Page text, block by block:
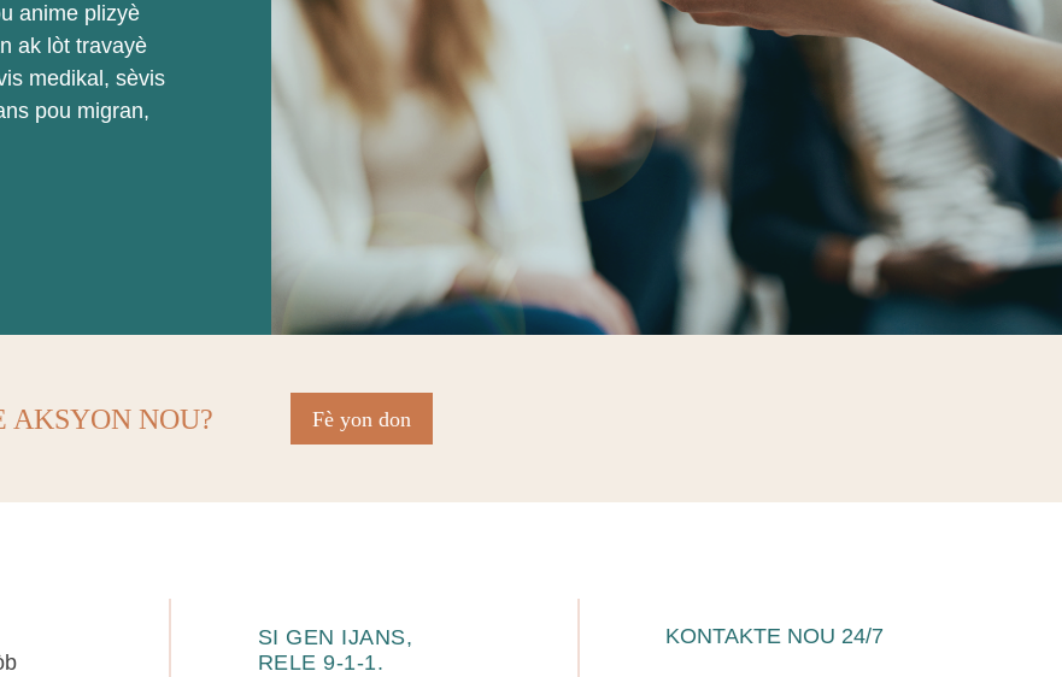
anime plizyè
ak lòt travayè
medikal, sèvis
pou migran,
AKSYON NOU? Fè yon don
SI GEN IJANS,
RELE 9-1-1.
KONTAKTE NOU 24/7